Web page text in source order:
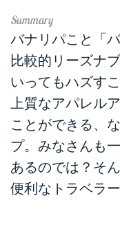
バナリパこと「
比較的リーズナ
いってもハズす
上質なアパレル
ことができる、
プ。みなさんも
あるのでは？そ
便利なトラベラ